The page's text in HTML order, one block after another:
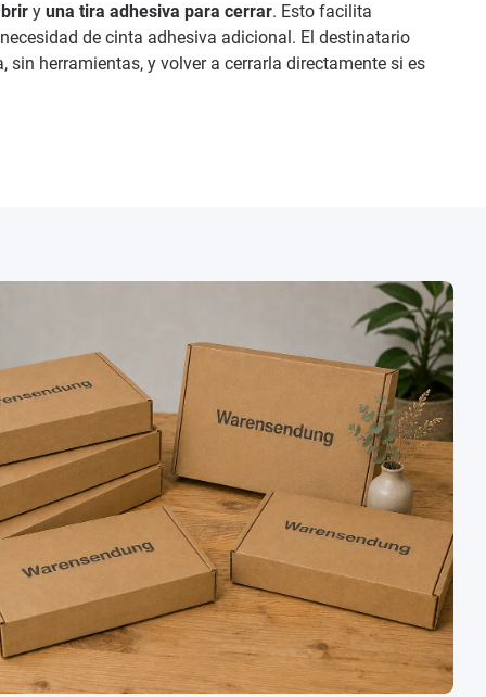
y una tira adhesiva para cerrar. Esto facilita
de cinta adhesiva adicional. El destinatario
herramientas, y volver a cerrarla directamente si es